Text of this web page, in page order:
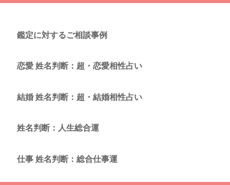
鑑定に対するご相談事例
恋愛 姓名判断：超・恋愛相性占い
結婚 姓名判断：超・結婚相性占い
姓名判断：人生総合運
仕事 姓名判断：総合仕事運